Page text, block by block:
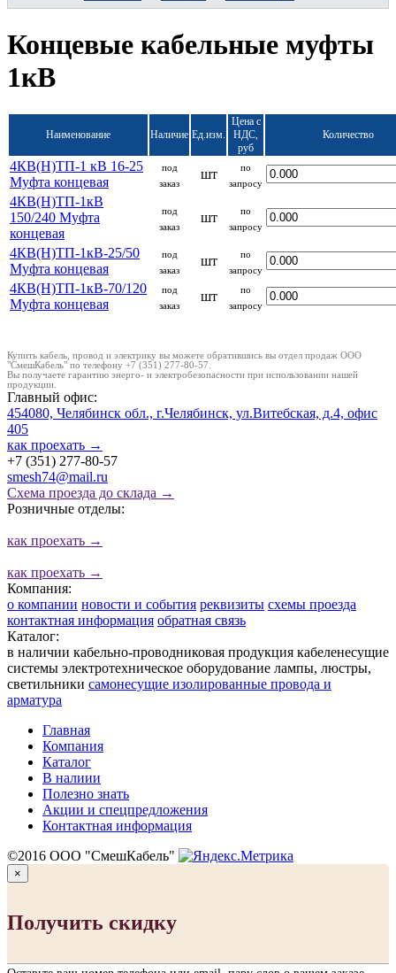
Концевые кабельные муфты
1кВ
Наименование Наличие Ед.изм.
Цена с
НДС,
руб
Количество
4КВ(Н)ТП-1 кВ 16-25
Муфта концевая
под
заказ
шт
по
запросу
4КВ(Н)ТП-1кВ
150/240 Муфта
концевая
под
заказ
шт
по
запросу
4КВ(Н)ТП-1кВ-25/50
Муфта концевая
под
заказ
шт
по
запросу
4КВ(Н)ТП-1кВ-70/120
Муфта концевая
под
заказ
шт
по
запросу
Купить кабель, провод и электрику вы можете обратившись вы отдел продаж ООО
"СмешКабель" по телефону +7 (351) 277-80-57.
Вы получаете гарантию энерго- и электробезопасности при использовании нашей
продукции.
Главный офис:
454080, Челябинск обл., г.Челябинск, ул.Витебская, д.4, офис
405
как проехать →
+7 (351) 277-80-57
smesh74@mail.ru
Схема проезда до склада →
Розничные отделы:
как проехать →
как проехать →
Компания:
о компании новости и события реквизиты схемы проезда
контактная информация обратная связь
Каталог:
в наличии кабельно-проводниковая продукция кабеленесущие
системы электротехническое оборудование лампы, люстры,
светильники cамонесущие изолированные провода и
арматура
Главная
Компания
Каталог
В налиии
Полезно знать
Акции и спецпредложения
Контактная информация
©2016 ООО "СмешКабель"
×
Получить скидку